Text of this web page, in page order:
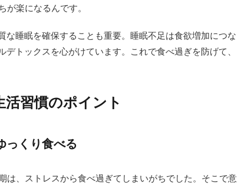
楽になるんです。
な睡眠を確保することも重要。睡眠不足は食欲増加につな
トックスを心がけています。これで食べ過ぎを防げて、
習慣のポイント
っくり食べる
は、ストレスから食べ過ぎてしまいがちでした。そこで意